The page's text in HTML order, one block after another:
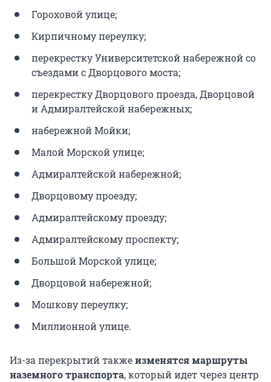
Гороховой улице;
Кирпичному переулку;
перекрестку Университетской набережной со
съездами с Дворцового моста;
перекрестку Дворцового проезда, Дворцовой
и Адмиралтейской набережных;
набережной Мойки;
Малой Морской улице;
Адмиралтейской набережной;
Дворцовому проезду;
Адмиралтейскому проезду;
Адмиралтейскому проспекту;
Большой Морской улице;
Дворцовой набережной;
Мошкову переулку;
Миллионной улице.
Из-за перекрытий такжеизменятся маршруты
наземного транспорта, который идет через центр